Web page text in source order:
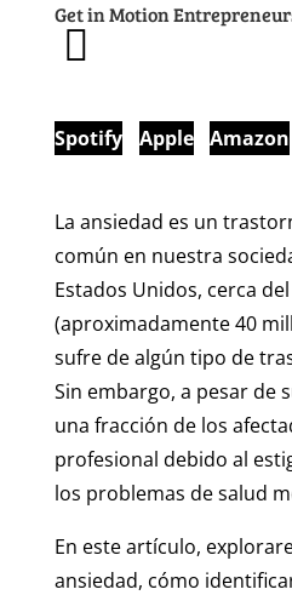
Get in Motion
Spotify Apple Amazon
La ansiedad es un
común en nuestra
Estados Unidos, cerca
(aproximadamente 40
sufre de algún tipo de
Sin embargo, a pesar de
una fracción de los
profesional debido al
los problemas de salud
En este artículo,
ansiedad, cómo